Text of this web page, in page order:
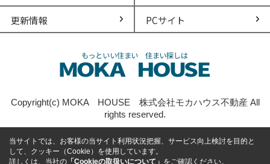
更新情報 PCサイト
Copyright(c) MOKA HOUSE 株式会社モカハウス不動産 All
rights reserved.
当サイトでは、お客様の当サイト利用状況把握、サービス向上検討を目的と
して、クッキー（Cookie）を使用しています。
詳しくは、当社の 「Cookieの取扱いについて」 をご確認ください。